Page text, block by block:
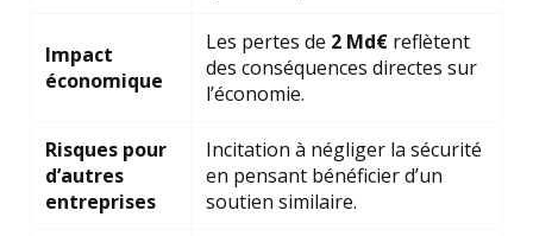
Impact
économique
Les pertes de 2 Md€ reflètent
des conséquences directes sur
l’économie.
Risques pour
d’autres
entreprises
Incitation à négliger la sécurité
en pensant bénéficier d’un
soutien similaire.